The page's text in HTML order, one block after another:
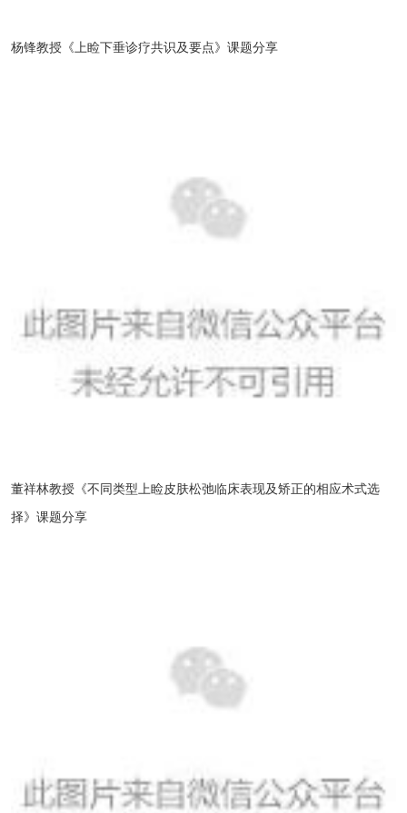
杨锋教授《上睑下垂诊疗共识及要点》课题分享
董祥林教授《不同类型上睑皮肤松弛临床表现及矫正的相应术式选
择》课题分享